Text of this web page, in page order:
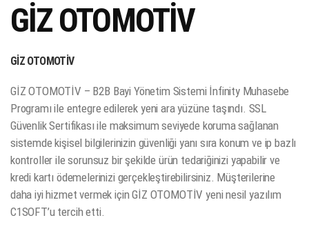
GİZ OTOMOTİV
GİZ OTOMOTİV
GİZ OTOMOTİV – B2B Bayi Yönetim Sistemi İnfinity Muhasebe
Programı ile entegre edilerek yeni ara yüzüne taşındı. SSL
Güvenlik Sertifikası ile maksimum seviyede koruma sağlanan
sistemde kişisel bilgilerinizin güvenliği yanı sıra konum ve ip bazlı
kontroller ile sorunsuz bir şekilde ürün tedariğinizi yapabilir ve
kredi kartı ödemelerinizi gerçekleştirebilirsiniz. Müşterilerine
daha iyi hizmet vermek için GİZ OTOMOTİV yeni nesil yazılım
C1SOFT’u tercih etti.